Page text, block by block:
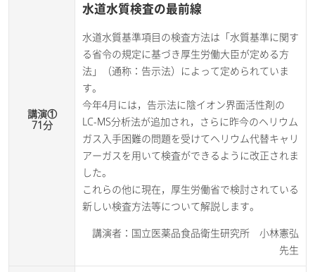
講演①
71分
水道水質検査の最前線
水道水質基準項目の検査方法は「水質基準に関す
る省令の規定に基づき厚生労働大臣が定める方
法」（通称：告示法）によって定められていま
す。
今年4月には，告示法に陰イオン界面活性剤の
LC-MS分析法が追加され，さらに昨今のヘリウム
ガス入手困難の問題を受けてヘリウム代替キャリ
アーガスを用いて検査ができるように改正されま
した。
これらの他に現在，厚生労働省で検討されている
新しい検査方法等について解説します。
講演者：国立医薬品食品衛生研究所 小林憲弘
先生